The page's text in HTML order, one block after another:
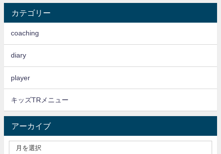
カテゴリー
coaching
diary
player
キッズTRメニュー
アーカイブ